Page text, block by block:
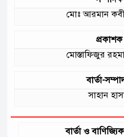
মোঃ আরমান
প্রকাশক
মোস্তাফিজুর
বার্তা-
সাহান
বার্তা ও